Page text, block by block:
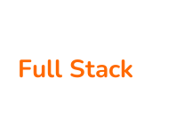
Full Stack